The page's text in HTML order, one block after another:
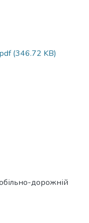
(346.72 KB)
дорожній